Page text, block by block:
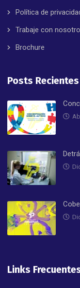
Política de
Trabaje con
Brochure
Posts Recientes
Links